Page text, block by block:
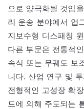
으로 양극화될 것임
리 운송 분야에서 업
지보수형 디스패칭
다른 부문은 전통적
속식 또는 무궤도 보
니다. 산업 연구 및
전형적인 고성장 확
드에 의해 주도되는